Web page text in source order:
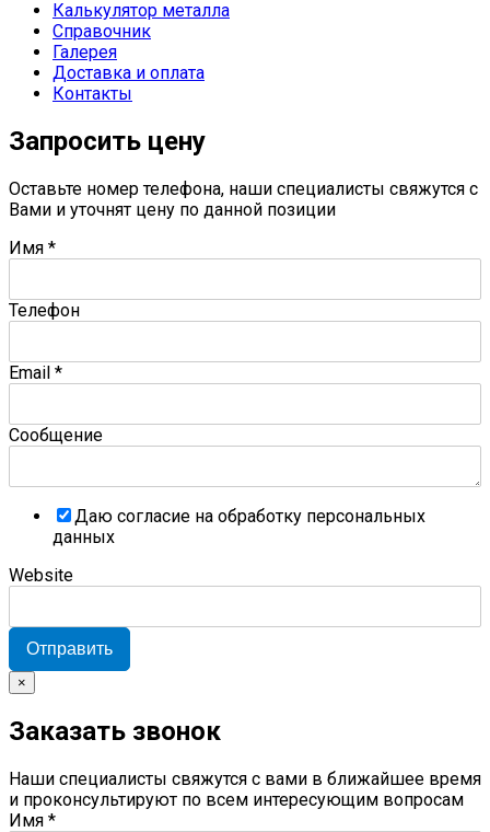
Калькулятор металла
Справочник
Галерея
Доставка и оплата
Контакты
Запросить цену
Оставьте номер телефона, наши специалисты свяжутся с
Вами и уточнят цену по данной позиции
Имя *
Телефон
Email *
Сообщение
Даю согласие на обработку персональных
данных
Website
Отправить
×
Заказать звонок
Наши специалисты свяжутся с вами в ближайшее время
и проконсультируют по всем интересующим вопросам
Имя *